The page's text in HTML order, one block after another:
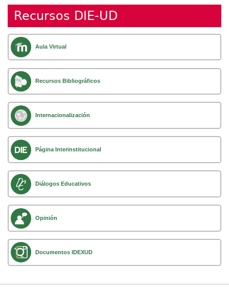
Recursos DIE-UD
Aula Virtual
Recursos Bibliográficos
Internacionalización
Página Interinstitucional
Diálogos Educativos
Opinión
Documentos IDEXUD